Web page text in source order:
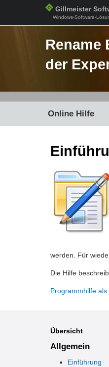
Gillmeister
Windows-Software-
Rename
der
Online Hilfe
werden. Für
Die Hilfe
Programmhilfe als
Übersicht
Allgemein
Einführung